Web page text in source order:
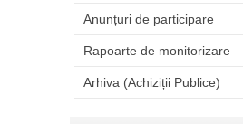
Anunțuri de participare
Rapoarte de monitorizare
Arhiva (Achiziții Publice)